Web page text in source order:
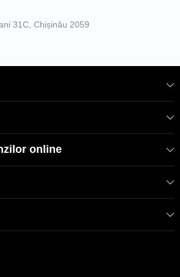
31C, Chișinău 2059
online